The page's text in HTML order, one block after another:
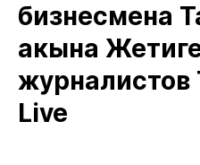
бизнесмена
акына
журналистов
Live